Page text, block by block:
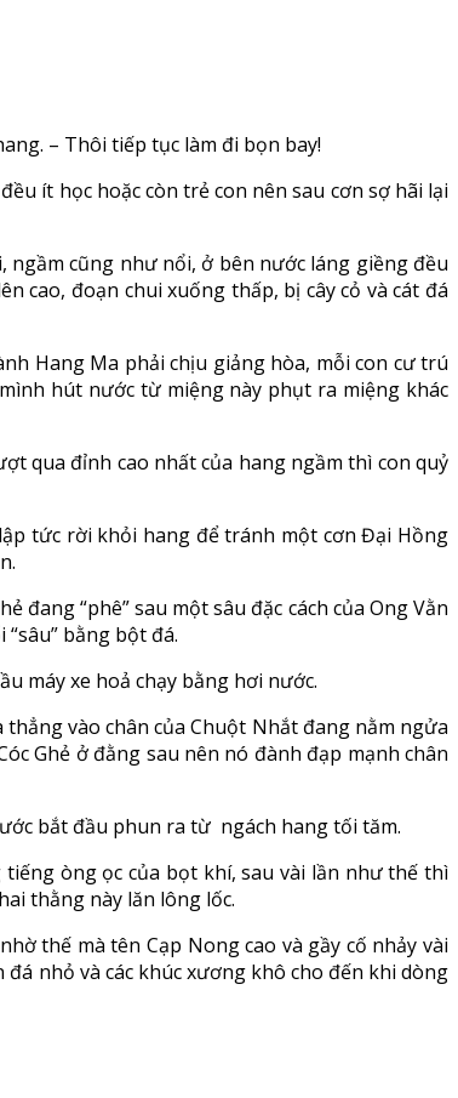
– Thôi tiếp tục làm đi bọn bay!
ít học hoặc còn trẻ con nên sau cơn sợ hãi lại
ngầm cũng như nổi, ở bên nước láng giềng đều
cao, đoạn chui xuống thấp, bị cây cỏ và cát đá
Hang Ma phải chịu giảng hòa, mỗi con cư trú
hút nước từ miệng này phụt ra miệng khác
qua đỉnh cao nhất của hang ngầm thì con quỷ
tức rời khỏi hang để tránh một cơn Đại Hồng
đang “phê” sau một sâu đặc cách của Ong Vằn
bằng bột đá.
máy xe hoả chạy bằng hơi nước.
vào chân của Chuột Nhắt đang nằm ngửa
Ghẻ ở đằng sau nên nó đành đạp mạnh chân
bắt đầu phun ra từ ngách hang tối tăm.
òng ọc của bọt khí, sau vài lần như thế thì
thằng này lăn lông lốc.
thế mà tên Cạp Nong cao và gầy cố nhảy vài
nhỏ và các khúc xương khô cho đến khi dòng